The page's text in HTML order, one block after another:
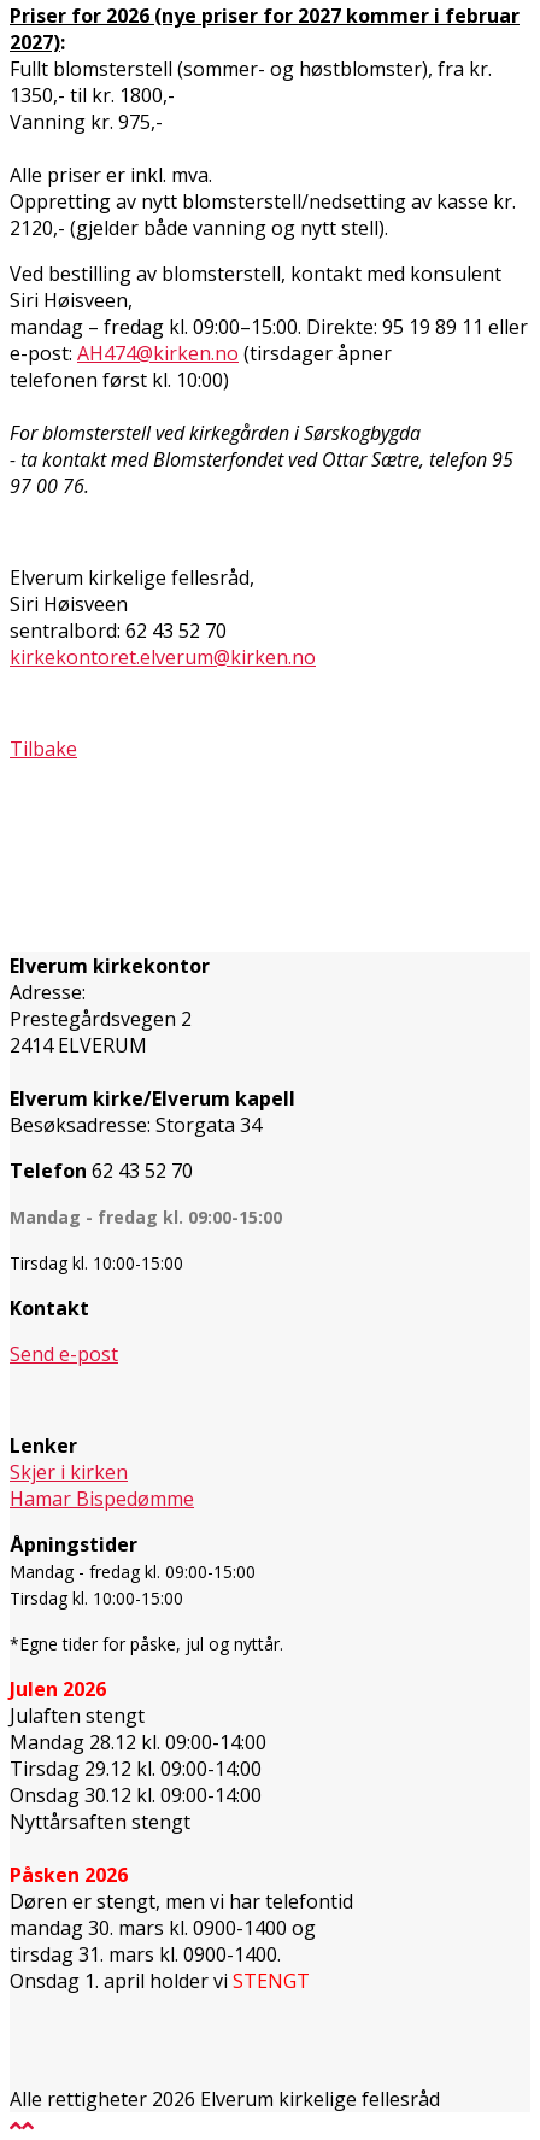
Priser for 2026 (nye priser for 2027 kommer i februar
2027):
Fullt blomsterstell (sommer- og høstblomster), fra kr.
1350,- til kr. 1800,-
Vanning kr. 975,-
Alle priser er inkl. mva.
Oppretting av nytt blomsterstell/nedsetting av kasse kr.
2120,- (gjelder både vanning og nytt stell).
Ved bestilling av blomsterstell, kontakt med konsulent
Siri Høisveen,
mandag – fredag kl. 09:00–15:00. Direkte: 95 19 89 11 eller
e-post: AH474@kirken.no (tirsdager åpner
telefonen først kl. 10:00)
For blomsterstell ved kirkegården i Sørskogbygda
- ta kontakt med Blomsterfondet ved Ottar Sætre, telefon 95
97 00 76.
Elverum kirkelige fellesråd,
Siri Høisveen
sentralbord: 62 43 52 70
kirkekontoret.elverum@kirken.no
Tilbake
Elverum kirkekontor
Adresse:
Prestegårdsvegen 2
2414 ELVERUM
Elverum kirke/Elverum kapell
Besøksadresse: Storgata 34
Telefon 62 43 52 70
Mandag - fredag kl. 09:00-15:00
Tirsdag kl. 10:00-15:00
Kontakt
Send e-post
Lenker
Skjer i kirken
Hamar Bispedømme
Åpningstider
Mandag - fredag kl. 09:00-15:00
Tirsdag kl. 10:00-15:00
*Egne tider for påske, jul og nyttår.
Julen 2026
Julaften stengt
Mandag 28.12 kl. 09:00-14:00
Tirsdag 29.12 kl. 09:00-14:00
Onsdag 30.12 kl. 09:00-14:00
Nyttårsaften stengt
Påsken 2026
Døren er stengt, men vi har telefontid
mandag 30. mars kl. 0900-1400 og
tirsdag 31. mars kl. 0900-1400.
Onsdag 1. april holder vi STENGT
Alle rettigheter 2026 Elverum kirkelige fellesråd